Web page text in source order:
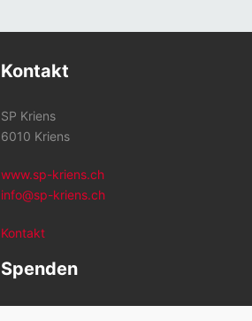
Kontakt
SP Kriens
6010 Kriens
www.sp-kriens.ch
info@sp-kriens.ch
Kontakt
Spenden